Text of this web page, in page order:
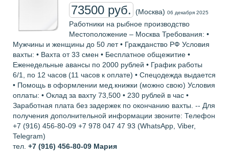
73500 руб. (Москва) 06 декабря 2025
Работники на рыбное производство
Местоположение – Москва Требования: •
Мужчины и женщины до 50 лет • Гражданство РФ Условия
вахты: • Вахта от 33 смен • Бесплатное общежитие •
Еженедельные авансы по 2000 рублей • График работы
6/1, по 12 часов (11 часов к оплате) • Спецодежда выдается
• Помощь в оформлении мед.книжки (можно свою) Условия
оплаты: • Оклад за вахту 73,500 • 230 рублей в час •
Заработная плата без задержек по окончанию вахты. -- Для
получения дополнительной информации звоните: Телефон
+7 (916) 456-80-09 +7 978 047 47 93 (WhatsApp, Viber,
Telegram)
тел. +7 (916) 456-80-09 Мария